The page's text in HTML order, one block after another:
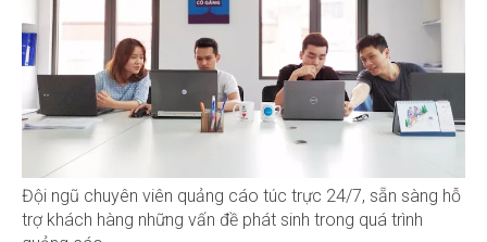
Đội ngũ chuyên viên quảng cáo túc trực 24/7, sẵn sàng hỗ
trợ khách hàng những vấn đề phát sinh trong quá trình